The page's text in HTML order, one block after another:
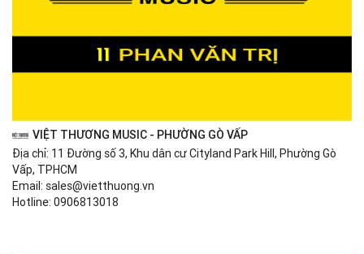
VIỆT THƯƠNG MUSIC - PHƯỜNG GÒ VẤP
Địa chỉ: 11 Đường số 3, Khu dân cư Cityland Park Hill, Phường Gò
Vấp, TPHCM
Email: sales@vietthuong.vn
Hotline: 0906813018